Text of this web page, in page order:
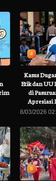
4
Kasus
Etik dan UU
di
Apresiasi
8/03/2026
6